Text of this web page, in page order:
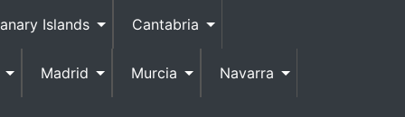
Islands Cantabria
Madrid Murcia Navarra